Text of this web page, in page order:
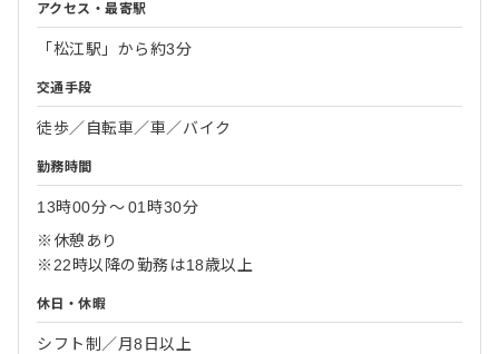
アクセス・最寄駅
「松江駅」から約3分
交通手段
徒歩／自転車／車／バイク
勤務時間
13時00分〜01時30分
※休憩あり
※22時以降の勤務は18歳以上
休日・休暇
シフト制／月8日以上